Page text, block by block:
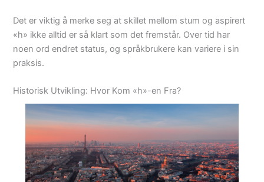
Det er viktig å merke seg at skillet mellom stum og aspirert
«h» ikke alltid er så klart som det fremstår. Over tid har
noen ord endret status, og språkbrukere kan variere i sin
praksis.
Historisk Utvikling: Hvor Kom «h»-en Fra?